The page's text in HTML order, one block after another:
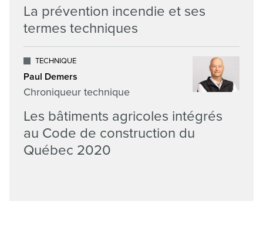
La prévention incendie et ses
termes techniques
TECHNIQUE
Paul Demers
Chroniqueur technique
Les bâtiments agricoles intégrés
au Code de construction du
Québec 2020